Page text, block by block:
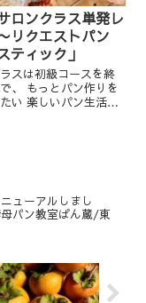
ロンクラス単発レ
リクエストパン
ティック」
スは初級コースを終
、 もっとパン作りを
い 楽しいパン生活を
ューアルしまし
パン教室ぱん蔵/東